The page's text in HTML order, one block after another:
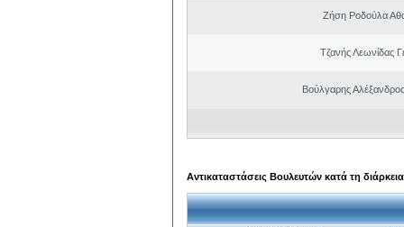
Ζήση Ροδούλα
Τζανής Λεωνίδας
Βούλγαρης
Αντικαταστάσεις Βουλευτών κατά τη